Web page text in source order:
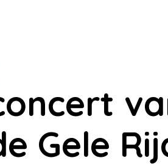
Gele